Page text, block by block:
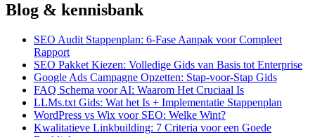
Blog & kennisbank
SEO Audit Stappenplan: 6-Fase Aanpak voor Compleet
Rapport
SEO Pakket Kiezen: Volledige Gids van Basis tot Enterprise
Google Ads Campagne Opzetten: Stap-voor-Stap Gids
FAQ Schema voor AI: Waarom Het Cruciaal Is
LLMs.txt Gids: Wat het Is + Implementatie Stappenplan
WordPress vs Wix voor SEO: Welke Wint?
Kwalitatieve Linkbuilding: 7 Criteria voor een Goede